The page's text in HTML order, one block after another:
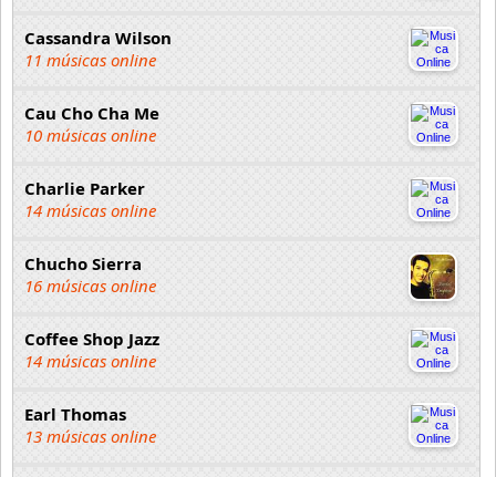
Cassandra Wilson
11 músicas online
Cau Cho Cha Me
10 músicas online
Charlie Parker
14 músicas online
Chucho Sierra
16 músicas online
Coffee Shop Jazz
14 músicas online
Earl Thomas
13 músicas online